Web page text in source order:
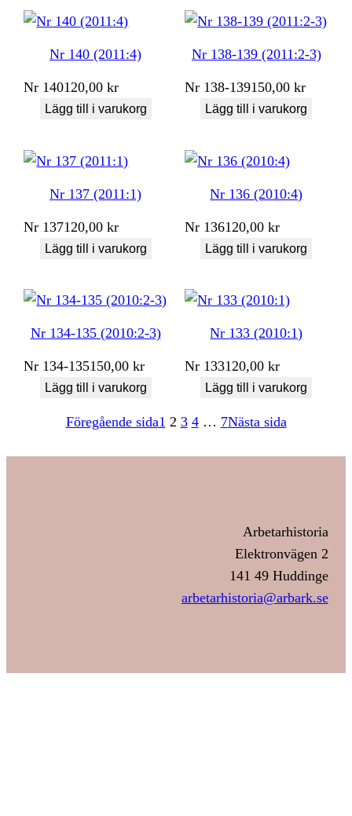
Nr 140 (2011:4)
Nr 140120,00kr
Lägg till i varukorg
Nr 138-139 (2011:2-3)
Nr 138-139150,00kr
Lägg till i varukorg
Nr 137 (2011:1)
Nr 137120,00kr
Lägg till i varukorg
Nr 136 (2010:4)
Nr 136120,00kr
Lägg till i varukorg
Nr 134-135 (2010:2-3)
Nr 134-135150,00kr
Lägg till i varukorg
Nr 133 (2010:1)
Nr 133120,00kr
Lägg till i varukorg
Föregående sida1 2 3 4 … 7Nästa sida
Arbetarhistoria
Elektronvägen 2
141 49 Huddinge
arbetarhistoria@arbark.se